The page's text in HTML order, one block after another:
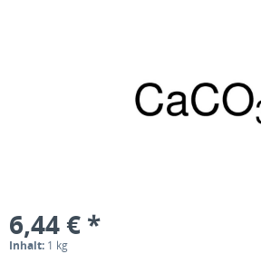
6,44 € *
Inhalt: 1 kg